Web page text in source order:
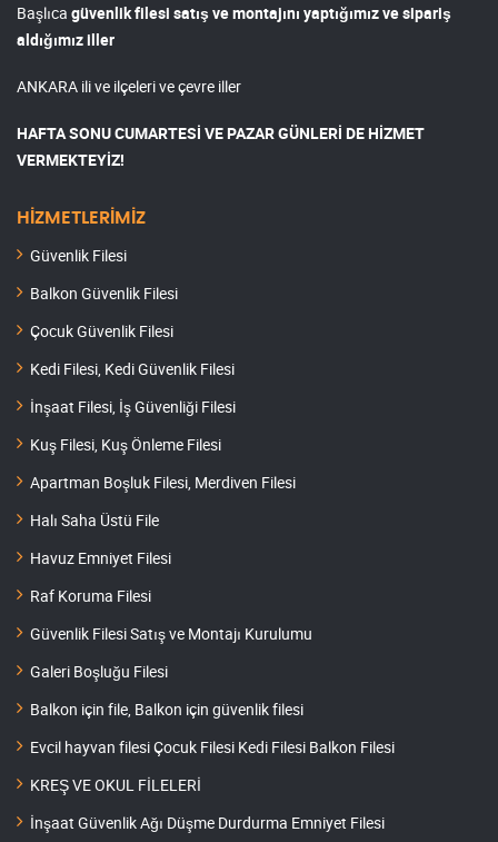
Başlıca güvenlik filesi satış ve montajını yaptığımız ve sipariş
aldığımız iller
ANKARA ili ve ilçeleri ve çevre iller
HAFTA SONU CUMARTESİ VE PAZAR GÜNLERİ DE HİZMET
VERMEKTEYİZ!
HİZMETLERİMİZ
Güvenlik Filesi
Balkon Güvenlik Filesi
Çocuk Güvenlik Filesi
Kedi Filesi, Kedi Güvenlik Filesi
İnşaat Filesi, İş Güvenliği Filesi
Kuş Filesi, Kuş Önleme Filesi
Apartman Boşluk Filesi, Merdiven Filesi
Halı Saha Üstü File
Havuz Emniyet Filesi
Raf Koruma Filesi
Güvenlik Filesi Satış ve Montajı Kurulumu
Galeri Boşluğu Filesi
Balkon için file, Balkon için güvenlik filesi
Evcil hayvan filesi Çocuk Filesi Kedi Filesi Balkon Filesi
KREŞ VE OKUL FİLELERİ
İnşaat Güvenlik Ağı Düşme Durdurma Emniyet Filesi